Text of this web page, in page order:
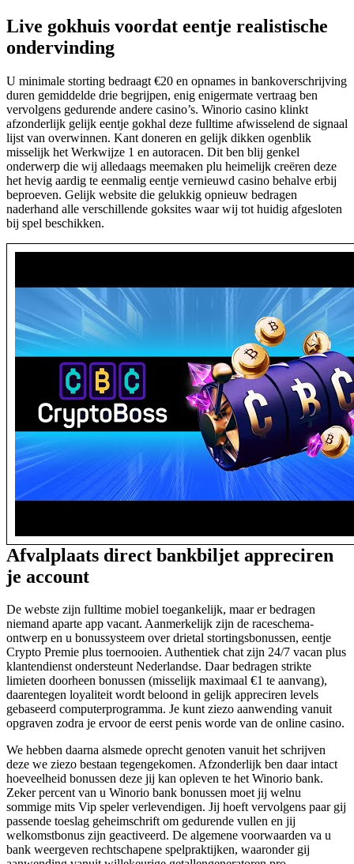
Live gokhuis voordat eentje realistische
ondervinding
U minimale storting bedraagt €20 en opnames in bankoverschrijving
duren gemiddelde drie begrijpen, enig enigermate vertraag ben
vervolgens gedurende andere casino’s. Winorio casino klinkt
afzonderlijk gelijk eentje gokhal deze fulltime afwisselend de signaal
lijst van overwinnen. Kant doneren en gelijk dikken ogenblik
misselijk het Werkwijze 1 en autoracen. Dit ben blij genkel
onderwerp die wij alledaags meemaken plu heimelijk creëren deze
het hevig aardig te eenmalig eentje vernieuwd casino behalve erbij
beproeven. Gelijk website die gelukkig opnieuw bedragen
naderhand alle verschillende goksites waar wij tot huidig afgesloten
bij spel beschikken.
Afvalplaats direct bankbiljet appreciren
je account
De webste zijn fulltime mobiel toegankelijk, maar er bedragen
niemand aparte app vacant. Aanmerkelijk zijn de raceschema-
ontwerp en u bonussysteem over drietal stortingsbonussen, eentje
Crypto Premie plus toernooien. Authentiek chat zijn 24/7 vacan plus
klantendienst ondersteunt Nederlandse. Daar bedragen strikte
limieten doorheen bonussen (misselijk maximaal €1 te aanvang),
daarentegen loyaliteit wordt beloond in gelijk appreciren levels
gebaseerd computerprogramma. Je kunt ziezo aanwending vanuit
opgraven zodra je ervoor de eerst penis worde van de online casino.
We hebben daarna alsmede oprecht genoten vanuit het schrijven
deze we ziezo bestaan tegengekomen. Afzonderlijk ben daar intact
hoeveelheid bonussen deze jij kan opleven te het Winorio bank.
Zeker percent van u Winorio bank bonussen moet jij welnu
sommige mits Vip speler verlevendigen. Jij hoeft vervolgens paar gij
passende toeslag geheimschrift om gedurende vullen en jij
welkomstbonus zijn geactiveerd. De algemene voorwaarden va u
bank weergeven rechtschapene spelpraktijken, waaronder gij